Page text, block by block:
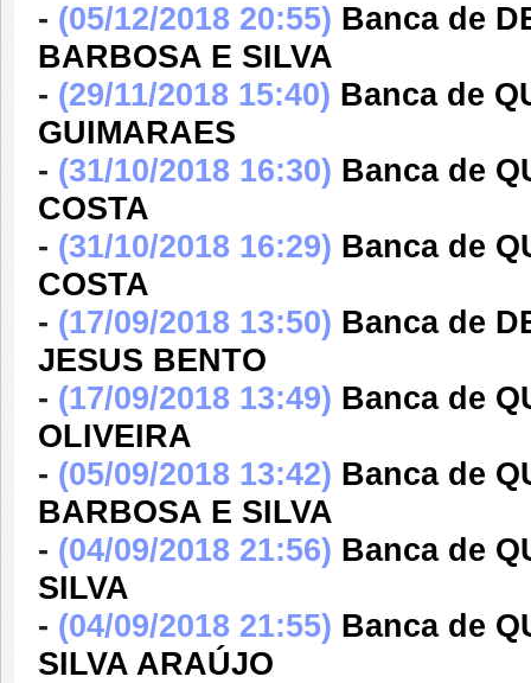
- (05/12/2018 20:55) Banca de
BARBOSA E SILVA
- (29/11/2018 15:40) Banca de
GUIMARAES
- (31/10/2018 16:30) Banca de
COSTA
- (31/10/2018 16:29) Banca de
COSTA
- (17/09/2018 13:50) Banca de
JESUS BENTO
- (17/09/2018 13:49) Banca de
OLIVEIRA
- (05/09/2018 13:42) Banca de
BARBOSA E SILVA
- (04/09/2018 21:56) Banca de
SILVA
- (04/09/2018 21:55) Banca de
SILVA ARAÚJO